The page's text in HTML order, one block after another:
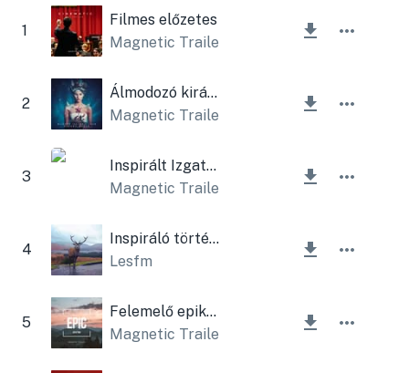
1
Filmes előzetes
Magnetic Trailer
2
Álmodozó királynő
Magnetic Trailer
3
Inspirált Izgatott
Magnetic Trailer
4
Inspiráló történet
Lesfm
5
Felemelő epikus
Magnetic Trailer